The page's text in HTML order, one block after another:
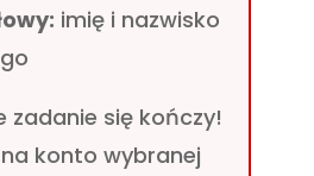
imię i nazwisko
zadanie się kończy!
na konto wybranej